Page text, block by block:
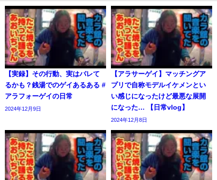
【実録】その行動、実はバレて
るかも？銭湯でのゲイあるある #
アラフォーゲイの日常
2024年12月9日
【アラサーゲイ】マッチングア
プリで自称モデルイケメンとい
い感じになったけど最悪な展開
になった… 【日常vlog】
2024年12月8日